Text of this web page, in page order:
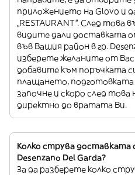
приложението на Glovo и
„RESTAURANT”. След това
видите дали доставката
във Вашия район в гр.
изберете желаните от Вас
добавите към поръчката
плащането,
започне и скоро след
директно до вратата Ви.
Колко струва доставката
Desenzano Del Garda?
За да разберете колко